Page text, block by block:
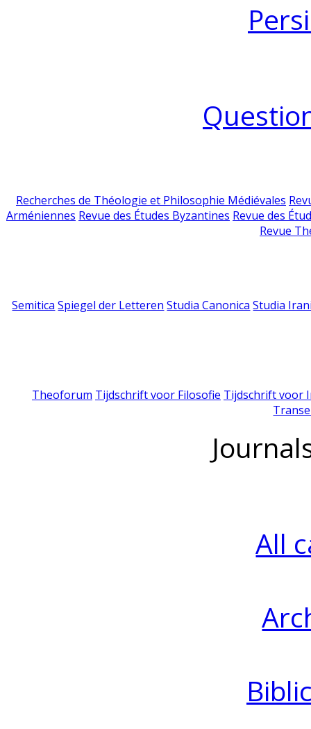
Recherches de Théologie et Philosophie Médiévales
Arméniennes Revue des Études Byzantines Revue des
Revue
Semitica Spiegel der Letteren Studia Canonica Studia
Theoforum Tijdschrift voor Filosofie Tijdschrift voor
All